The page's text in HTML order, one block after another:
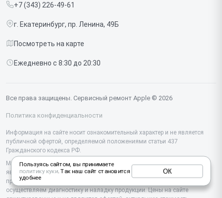
Срочный ремонт
Доставка и способы оплаты
Диагностика
Контакты
Studio Display
Vision Pro
+7 (343) 226-49-61
г. Екатеринбург, пр. Ленина, 49Б
Посмотреть на карте
Ежедневно с 8:30 до 20:30
Все права защищены. Сервисный ремонт Apple © 2026
Политика конфиденциальности
Информация на сайте носит ознакомительный характер и не является
публичной офертой, определяемой положениями статьи 437
Гражданского кодекса РФ.
Мы специализируемся на обслуживании и ремонте техники Apple, но не
являемся их официальным представителем. Предоставляем
профессиональные услуги после истечения гарантии, а также
осуществляем диагностику и наладку продукции. Цены на сайте
Пользуясь сайтом, вы принимаете
политику куки. Так наш сайт становится
удобнее
ОК